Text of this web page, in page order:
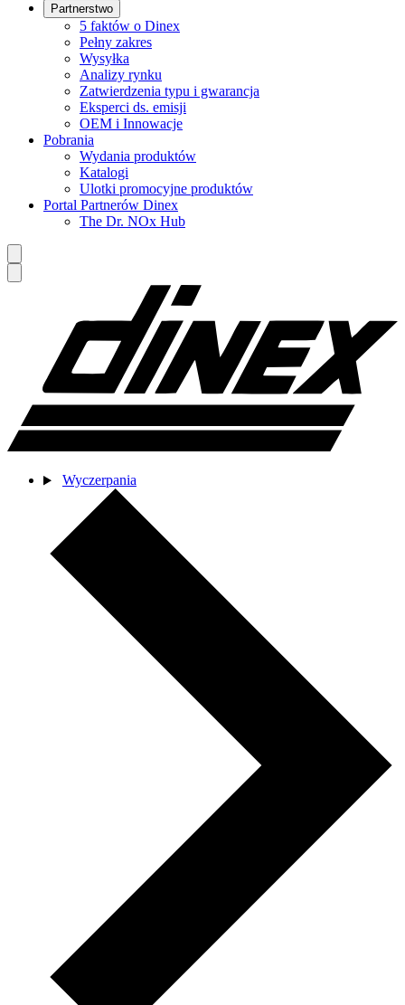
Partnerstwo
5 faktów o Dinex
Pełny zakres
Wysyłka
Analizy rynku
Zatwierdzenia typu i gwarancja
Eksperci ds. emisji
OEM i Innowacje
Pobrania
Wydania produktów
Katalogi
Ulotki promocyjne produktów
Portal Partnerów Dinex
The Dr. NOx Hub
Wyczerpania